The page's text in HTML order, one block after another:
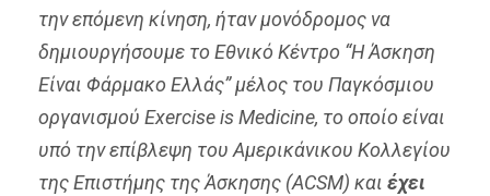
την επόμενη κίνηση, ήταν μονόδρομος να
δημιουργήσουμε το Εθνικό Κέντρο “Η Άσκηση
Είναι Φάρμακο Ελλάς” μέλος του Παγκόσμιου
οργανισμού Exercise is Medicine, το οποίο είναι
υπό την επίβλεψη του Αμερικάνικου Κολλεγίου
της Επιστήμης της Άσκησης (ACSM) και έχει